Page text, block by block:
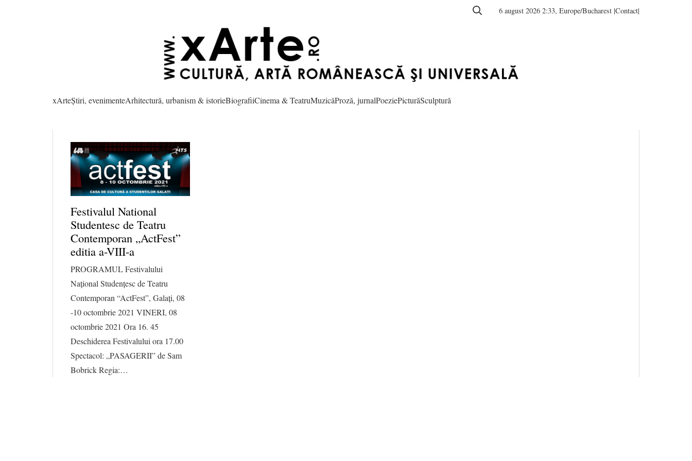
6 august 2026 2:33, Europe/Bucharest |Contact|
xArteȘtiri, evenimenteArhitectură, urbanism & istorieBiografiiCinema & TeatruMuzicăProză, jurnalPoeziePicturăSculptură
Festivalul National
Studentesc de Teatru
Contemporan „ActFest”
editia a-VIII-a
PROGRAMUL Festivalului
Naţional Studenţesc de Teatru
Contemporan “ActFest”, Galaţi, 08
-10 octombrie 2021 VINERI, 08
octombrie 2021 Ora 16. 45
Deschiderea Festivalului ora 17.00
Spectacol: „PASAGERII” de Sam
Bobrick Regia:…